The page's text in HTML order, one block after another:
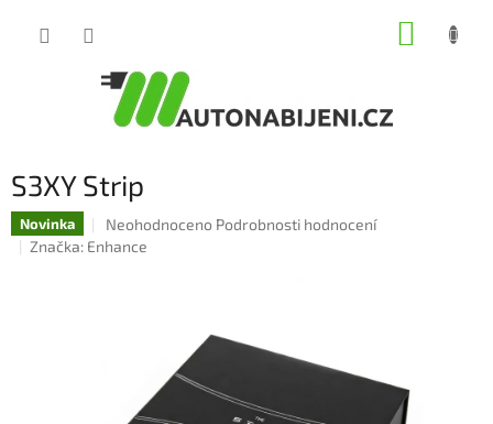
S3XY Strip
Novinka
Průměrné
hodnocení
hvězdiček.
Neohodnoceno Podrobnosti hodnocení
Značka: Enhance